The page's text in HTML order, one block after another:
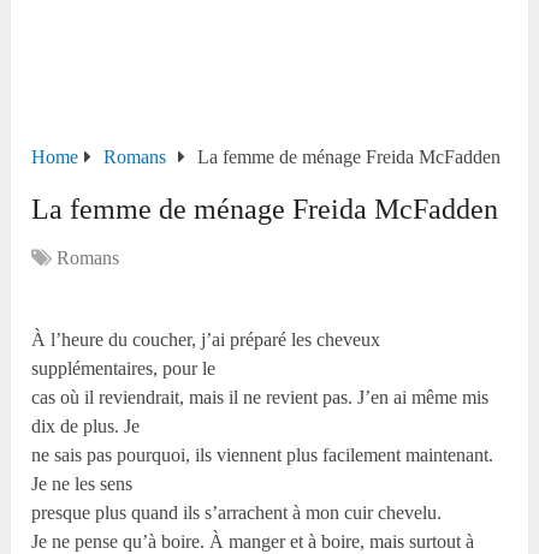
Home Romans La femme de ménage Freida McFadden
La femme de ménage Freida McFadden
Romans
À l’heure du coucher, j’ai préparé les cheveux
supplémentaires, pour le
cas où il reviendrait, mais il ne revient pas. J’en ai même mis
dix de plus. Je
ne sais pas pourquoi, ils viennent plus facilement maintenant.
Je ne les sens
presque plus quand ils s’arrachent à mon cuir chevelu.
Je ne pense qu’à boire. À manger et à boire, mais surtout à